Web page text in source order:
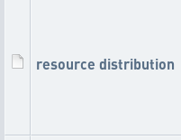
resource distribution